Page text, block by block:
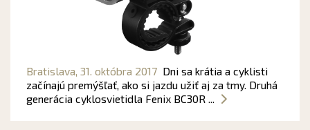
Bratislava, 31. októbra 2017 Dni sa krátia a cyklisti
začínajú premýšľať, ako si jazdu užiť aj za tmy. Druhá
generácia cyklosvietidla Fenix BC30R ...